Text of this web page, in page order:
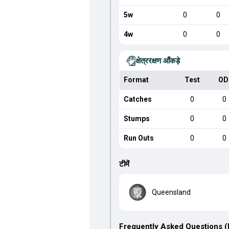
5w 0 0
4w 0 0
क्षेत्ररक्षण आँकड़े
Format Test
Catches 0 0
Stumps 0 0
Run Outs 0 0
टीमें
Queensland
Frequently Asked Questions